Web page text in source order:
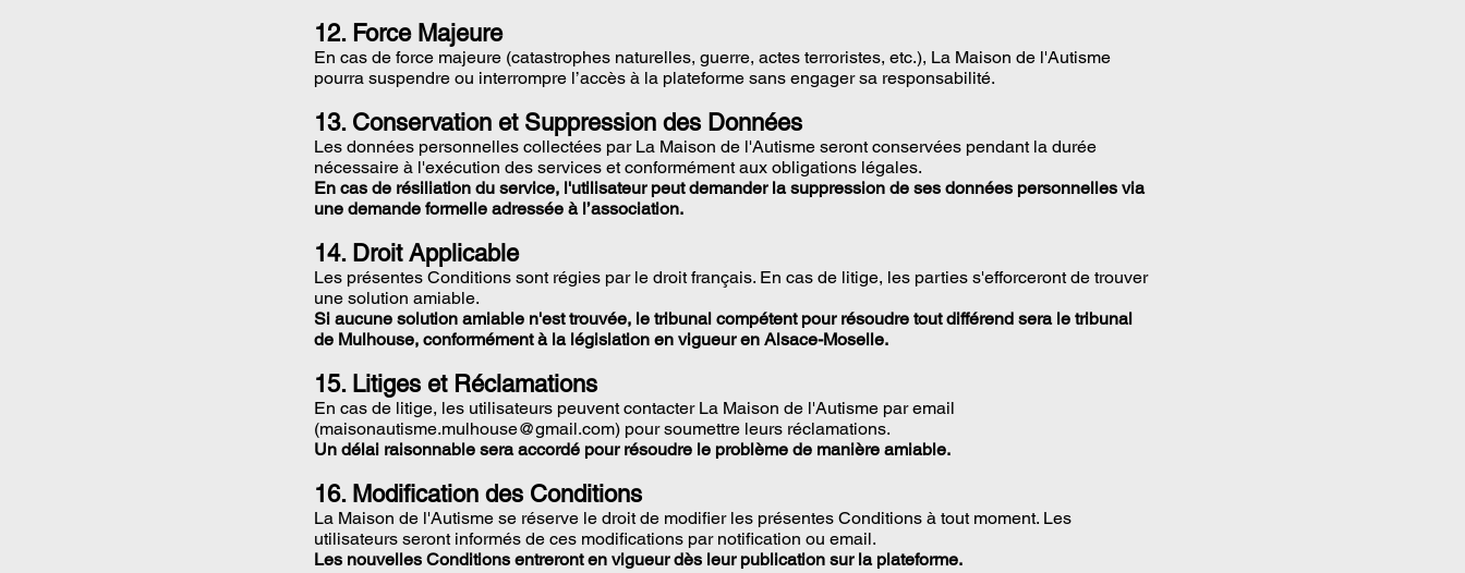
12. Force Majeure
En cas de force majeure (catastrophes naturelles, guerre, actes terroristes, etc.), La Maison de l'Autisme
pourra suspendre ou interrompre l’accès à la plateforme sans engager sa responsabilité.
13. Conservation et Suppression des Données
Les données personnelles collectées par La Maison de l'Autisme seront conservées pendant la durée
nécessaire à l'exécution des services et conformément aux obligations légales.
En cas de résiliation du service, l'utilisateur peut demander la suppression de ses données personnelles via
une demande formelle adressée à l’association.
14. Droit Applicable
Les présentes Conditions sont régies par le droit français. En cas de litige, les parties s'efforceront de trouver
une solution amiable.
Si aucune solution amiable n'est trouvée, le tribunal compétent pour résoudre tout différend sera le tribunal
de Mulhouse, conformément à la législation en vigueur en Alsace-Moselle.
15. Litiges et Réclamations
En cas de litige, les utilisateurs peuvent contacter La Maison de l'Autisme par email
(maisonautisme.mulhouse@gmail.com) pour soumettre leurs réclamations.
Un délai raisonnable sera accordé pour résoudre le problème de manière amiable.
16. Modification des Conditions
La Maison de l'Autisme se réserve le droit de modifier les présentes Conditions à tout moment. Les
utilisateurs seront informés de ces modifications par notification ou email.
Les nouvelles Conditions entreront en vigueur dès leur publication sur la plateforme.